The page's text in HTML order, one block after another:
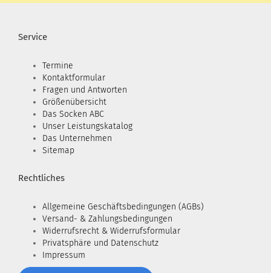
Service
Termine
Kontaktformular
Fragen und Antworten
Größenübersicht
Das Socken ABC
Unser Leistungskatalog
Das Unternehmen
Sitemap
Rechtliches
Allgemeine Geschäftsbedingungen (AGBs)
Versand- & Zahlungsbedingungen
Widerrufsrecht & Widerrufsformular
Privatsphäre und Datenschutz
Impressum